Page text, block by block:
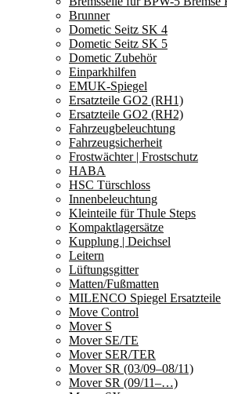
Brunner
Dometic Seitz SK 4
Dometic Seitz SK 5
Dometic Zubehör
Einparkhilfen
EMUK-Spiegel
Ersatzteile GO2 (RH1)
Ersatzteile GO2 (RH2)
Fahrzeugbeleuchtung
Fahrzeugsicherheit
Frostwächter | Frostschutz
HABA
HSC Türschloss
Innenbeleuchtung
Kleinteile für Thule Steps
Kompaktlagersätze
Kupplung | Deichsel
Leitern
Lüftungsgitter
Matten/Fußmatten
MILENCO Spiegel Ersatzteile
Move Control
Mover S
Mover SE/TE
Mover SER/TER
Mover SR (03/09–08/11)
Mover SR (09/11–…)